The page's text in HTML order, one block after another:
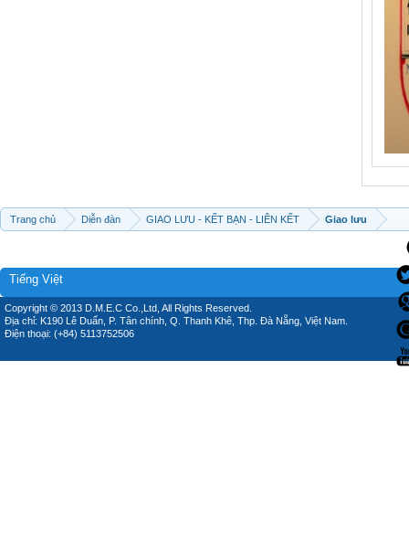
Trang chủ Diễn đàn GIAO LƯU - KẾT BẠN - LIÊN KẾT Giao lưu
Tiếng Việt
Copyright © 2013 D.M.E.C Co.,Ltd, All Rights Reserved.
Địa chỉ: K190 Lê Duẩn, P. Tân chính, Q. Thanh Khê, Thp. Đà Nẵng, Việt Nam.
Điện thoại: (+84) 5113752506